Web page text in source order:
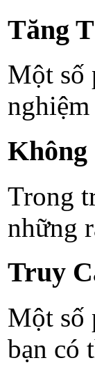
Tăng
Một số
Không
Trong
những
Truy
Một số
bạn có